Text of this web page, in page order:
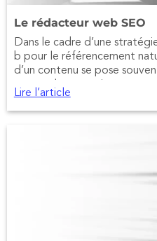
Le rédacteur web SEO
Dans le cadre d’une
b pour le référencement
d’un contenu se pose
pages plus ou moins
ntenus web de qualité et à
trop souvent sous-estimée
Lire l’article